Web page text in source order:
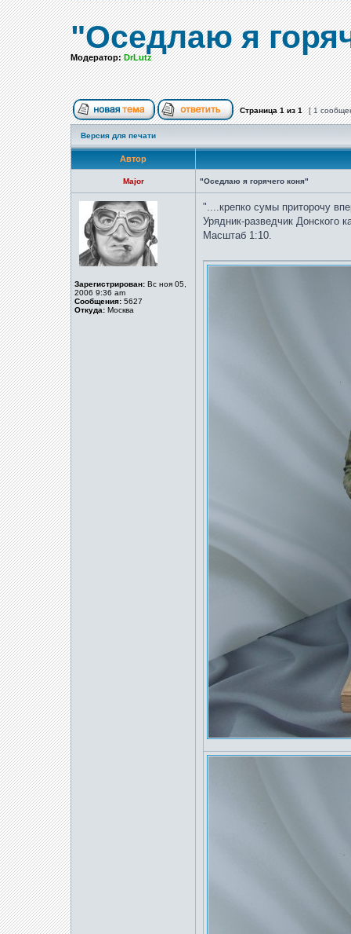
"Оседлаю я
Модератор:DrLutz
Страница1из1 [ 1
Версия для печати
Автор
Major "Оседлаю я горячего коня"
Зарегистрирован: Вс ноя 05,
2006 9:36 am
Сообщения: 5627
Откуда: Москва
"....крепко сумы приторочу
Урядник-разведчик Донского
Масштаб 1:10.